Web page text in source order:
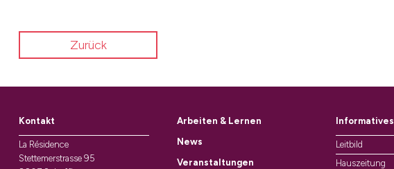
Zurück
Kontakt
La Résidence
Stettemerstrasse 95
Arbeiten & Lernen
News
Veranstaltungen
Informatives
Leitbild
Hauszeitung